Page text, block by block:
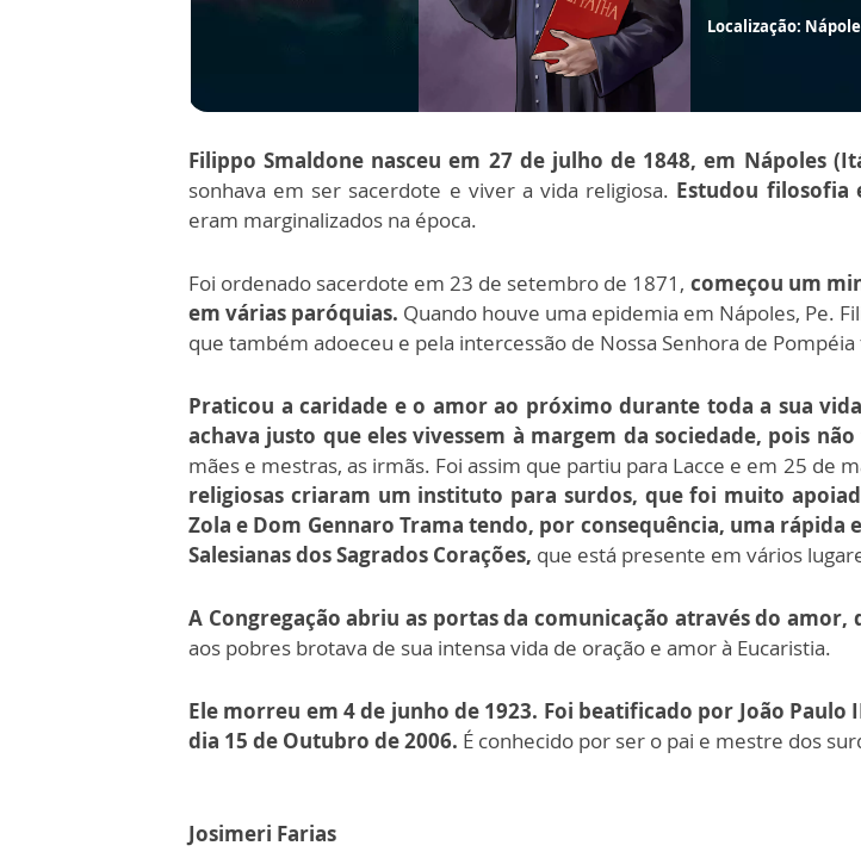
Localização:
Filippo Smaldone nasceu em 27 de julho de 1848, em Nápoles
sonhava em ser sacerdote e viver a vida religiosa. Estudou filosofia
eram marginalizados na época.
Foi ordenado sacerdote em 23 de setembro de 1871, começou um
em várias paróquias. Quando houve uma epidemia em Nápoles, Pe.
que também adoeceu e pela intercessão de Nossa Senhora de
Praticou a caridade e o amor ao próximo durante toda a sua
achava justo que eles vivessem à margem da sociedade, pois
mães e mestras, as irmãs. Foi assim que partiu para Lacce e em 25 de
religiosas criaram um instituto para surdos, que foi muito
Zola e Dom Gennaro Trama tendo, por consequência, uma rápida
Salesianas dos Sagrados Corações, que está presente em vários
A Congregação abriu as portas da comunicação através do
aos pobres brotava de sua intensa vida de oração e amor à Eucaristia.
Ele morreu em 4 de junho de 1923. Foi beatificado por João
dia 15 de Outubro de 2006. É conhecido por ser o pai e mestre dos
Josimeri Farias